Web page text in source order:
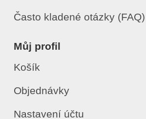
Často kladené otázky (FAQ)
Můj profil
Košík
Objednávky
Nastavení účtu